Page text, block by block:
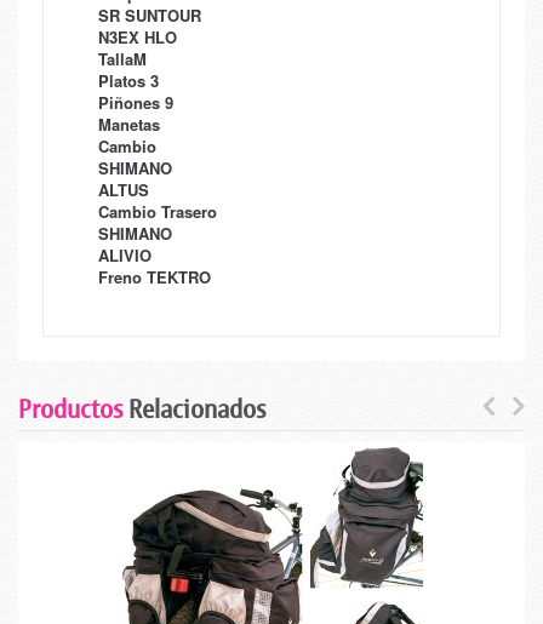
SR SUNTOUR
N3EX HLO
TallaM
Platos 3
Piñones 9
Manetas
Cambio
SHIMANO
ALTUS
Cambio Trasero
SHIMANO
ALIVIO
Freno TEKTRO
ProductosRelacionados